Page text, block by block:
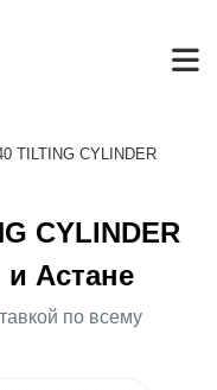
TILTING CYLINDER
CYLINDER
Астане
по всему